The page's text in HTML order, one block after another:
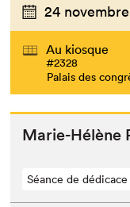
24
Au kiosque
#2328
Palais des
Marie-Hélène
Séance de dédicace